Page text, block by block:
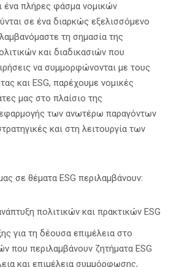
ένα πλήρες φάσμα νομικών
σε ένα διαρκώς εξελισσόμενο
τη σημασία της
και διαδικασιών που
να συμμορφώνονται με τους
και ESG, παρέχουμε νομικές
μας στο πλαίσιο της
των ανωτέρω παραγόντων
και στη λειτουργία των
σε θέματα ESG περιλαμβάνουν:
πολιτικών και πρακτικών ESG
για τη δέουσα επιμέλεια στο
που περιλαμβάνουν ζητήματα ESG
και επιμέλεια συμμόρφωσης,